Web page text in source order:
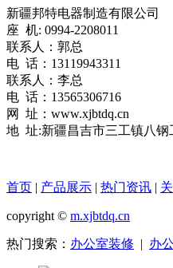
新疆邦特电器制造有限公司
座 机: 0994-2208011
联系人：郭总
电 话：13119943311
联系人：李总
电 话：13565306716
网 址：www.xjbtdq.cn
地 址:新疆昌吉市三工镇八钢
首页 | 产品展示 | 热门资讯 |
copyright © m.xjbtdq.cn
热门搜索： 办公室装修 | 办